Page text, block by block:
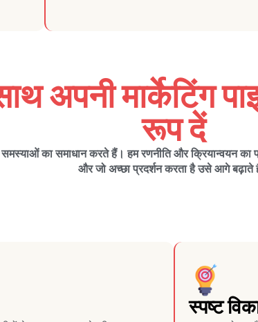
अपनी मार्केटिंग
रूप दें
का समाधान करते हैं। हम रणनीति और क्रियान्वयन
और जो अच्छा प्रदर्शन करता है उसे आगे बढ़ाते
स्पष्ट